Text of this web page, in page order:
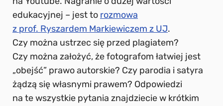
edukacyjnej – jest to rozmowa
z prof. Ryszardem Markiewiczem z UJ.
Czy można ustrzec się przed plagiatem?
Czy można założyć, że fotografom łatwiej jest
„obejść” prawo autorskie? Czy parodia i satyra
żądzą się własnymi prawem? Odpowiedzi
na te wszystkie pytania znajdziecie w krótkim